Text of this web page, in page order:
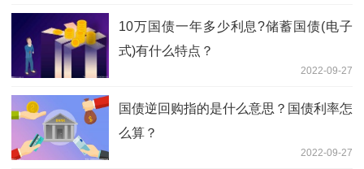
10万国债一年多少利息?储蓄国债(电子
式)有什么特点？
2022-09-27
国债逆回购指的是什么意思？国债利率怎
么算？
2022-09-27